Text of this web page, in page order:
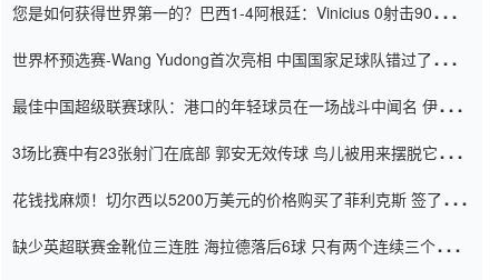
您是如何获得世界第一的？巴西1-4阿根廷：Vinicius 0射击90分钟
世界杯预选赛-Wang Yudong首次亮相 中国国家足球队错过了世界
最佳中国超级联赛球队：港口的年轻球员在一场战斗中闻名 伊万放
3场比赛中有23张射门在底部 郭安无效传球 鸟儿被用来摆脱它
花钱找麻烦！切尔西以5200万美元的价格购买了菲利克斯 签了7年
缺少英超联赛金靴位三连胜 海拉德落后6球 只有两个连续三个连续